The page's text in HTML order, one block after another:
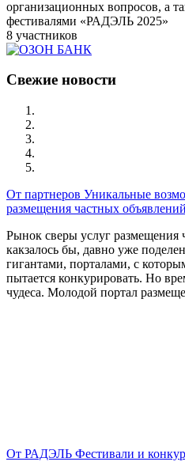
организационных вопросов, а
фестивалями «РАДЭЛЬ 2025»
8 участников
Свежие новости
От партнеров Уникальные
размещения частных объявлений
Рынок сверы услуг размещения
какзалось бы, давно уже
гигантами, порталами, с
пытается конкурировать. Но
чудеса. Молодой портал
От РАДЭЛЬ Фестивали и